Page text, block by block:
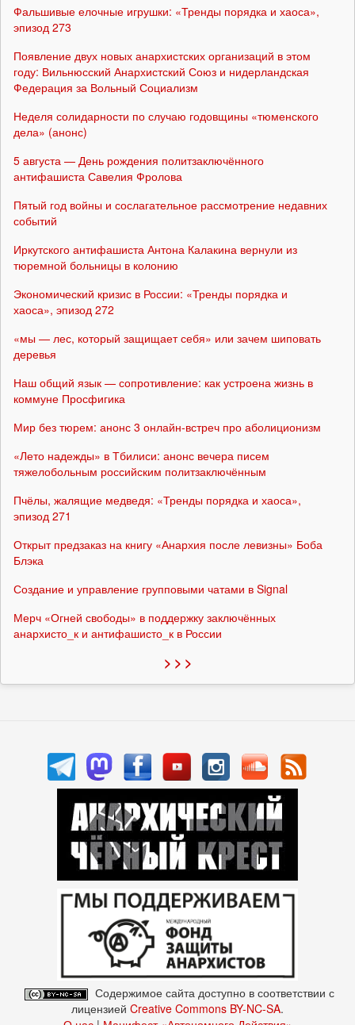
Фальшивые елочные игрушки: «Тренды порядка и хаоса»,
эпизод 273
Появление двух новых анархистских организаций в этом
году: Вильнюсский Анархистский Союз и нидерландская
Федерация за Вольный Социализм
Неделя солидарности по случаю годовщины «тюменского
дела» (анонс)
5 августа — День рождения политзаключённого
антифашиста Савелия Фролова
Пятый год войны и сослагательное рассмотрение недавних
событий
Иркутского антифашиста Антона Калакина вернули из
тюремной больницы в колонию
Экономический кризис в России: «Тренды порядка и
хаоса», эпизод 272
«мы — лес, который защищает себя» или зачем шиповать
деревья
Наш общий язык — сопротивление: как устроена жизнь в
коммуне Просфигика
Мир без тюрем: анонс 3 онлайн-встреч про аболиционизм
«Лето надежды» в Тбилиси: анонс вечера писем
тяжелобольным российским политзаключённым
Пчёлы, жалящие медведя: «Тренды порядка и хаоса»,
эпизод 271
Открыт предзаказ на книгу «Анархия после левизны» Боба
Блэка
Создание и управление групповыми чатами в Signal
Мерч «Огней свободы» в поддержку заключённых
анархисто_к и антифашисто_к в России
> > >
Содержимое сайта доступно в соответствии с
лицензией Creative Commons BY-NC-SA.